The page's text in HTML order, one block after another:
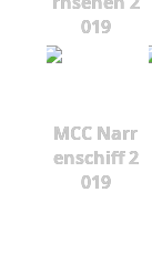
019
MCC Narr
enschiff 2
019